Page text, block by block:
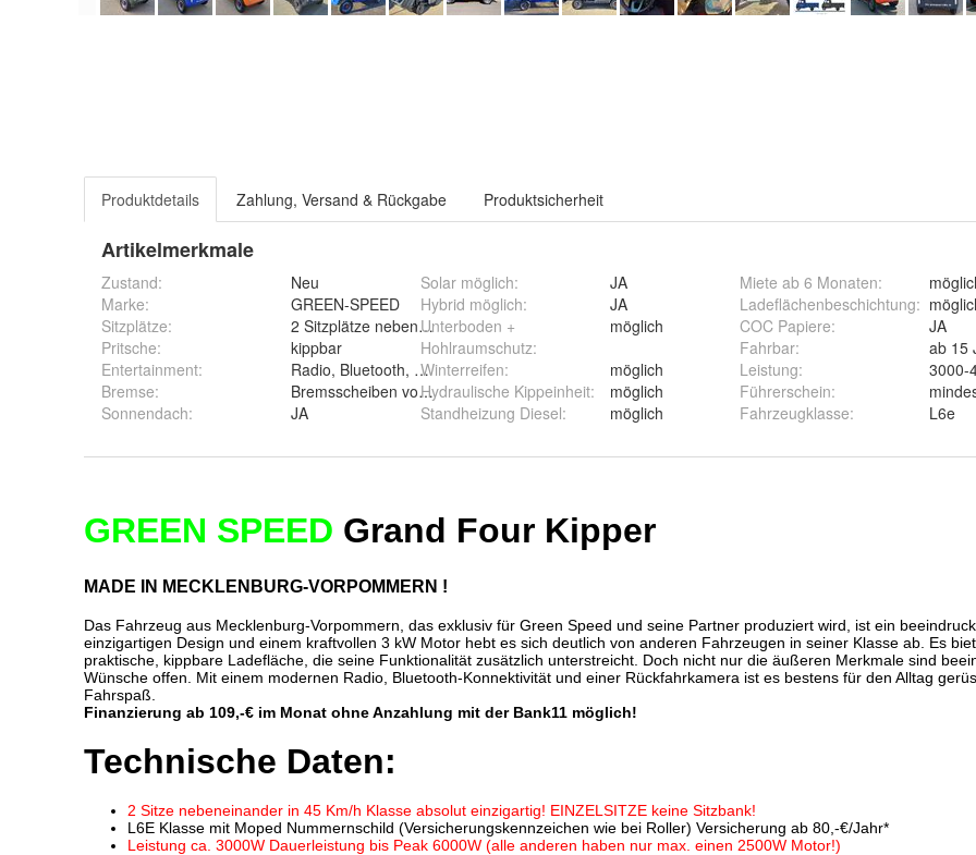
Produktdetails Zahlung, Versand & Rückgabe Produktsicherheit
Artikelmerkmale
Zustand:
Neu
Marke:
GREEN-SPEED
Sitzplätze:
2 Sitzplätze nebeneinander
Pritsche:
kippbar
Entertainment:
Radio, Bluetooth, APPS
Bremse:
Bremsscheiben vorne und hinten hydraulisch
Sonnendach: JA
Solar möglich:
JA
Hybrid möglich:
JA
Unterboden +
Hohlraumschutz:
möglich
Winterreifen:
möglich
Hydraulische Kippeinheit:
möglich
Standheizung Diesel: möglich
Miete ab 6 Monaten:
Ladeflächenbeschichtung:
COC Papiere:
JA
Fahrbar:
ab 15
Leistung:
3000-
Führerschein:
Fahrzeugklasse: L6e